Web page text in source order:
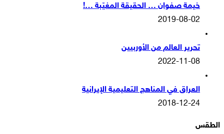
خيمة صفوان … الحقيقة المغيّبة …!
2019-08-02
تحرير العالم من الأوربيين
2022-11-08
العراق في المناهج التعليمية الإيرانية
2018-12-24
الطقس